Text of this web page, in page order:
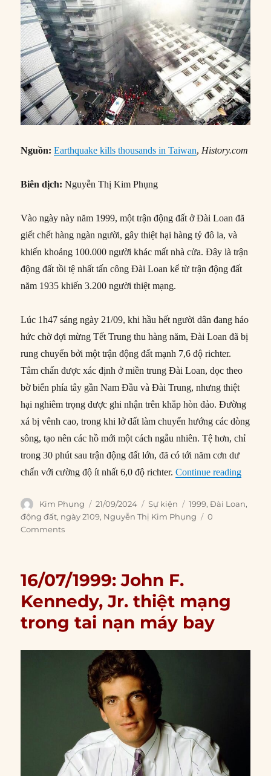
Nguồn:Earthquake kills thousands in Taiwan, History.com
Biên dịch:Nguyễn Thị Kim Phụng
Vào ngày này năm 1999, một trận động đất ở Đài Loan đã
giết chết hàng ngàn người, gây thiệt hại hàng tỷ đô la, và
khiến khoảng 100.000 người khác mất nhà cửa. Đây là trận
động đất tồi tệ nhất tấn công Đài Loan kể từ trận động đất
năm 1935 khiến 3.200 người thiệt mạng.
Lúc 1h47 sáng ngày 21/09, khi hầu hết người dân đang háo
hức chờ đợi mừng Tết Trung thu hàng năm, Đài Loan đã bị
rung chuyển bởi một trận động đất mạnh 7,6 độ richter.
Tâm chấn được xác định ở miền trung Đài Loan, dọc theo
bờ biển phía tây gần Nam Đầu và Đài Trung, nhưng thiệt
hại nghiêm trọng được ghi nhận trên khắp hòn đảo. Đường
xá bị vênh cao, trong khi lở đất làm chuyển hướng các dòng
sông, tạo nên các hồ mới một cách ngẫu nhiên. Tệ hơn, chỉ
trong 30 phút sau trận động đất lớn, đã có tới năm cơn dư
chấn với cường độ ít nhất 6,0 độ richter.Continue reading“21/
Author
Kim Phụng
Posted
on
21/09/2024 Categories
Sự kiện Tags
1999,Đài Loan,
động đất, ngày 2109, Nguyễn Thị Kim Phụng
0
Comments
16/07/1999: John F.
Kennedy, Jr. thiệt mạng
trong tai nạn máy bay